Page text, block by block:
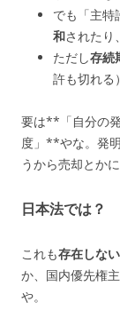
でも「主特
和されたり、
ただし存続
許も切れる）
要は**「自分の
度」**やな。発
うから売却とか
日本法では？
これも存在しない
か、国内優先権
や。